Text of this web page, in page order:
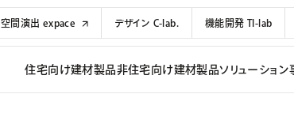
空間演出 expace デザイン C-lab. 機能開発 TI-lab
住宅向け建材​​製品非住宅向け建材​​製品ソリューション